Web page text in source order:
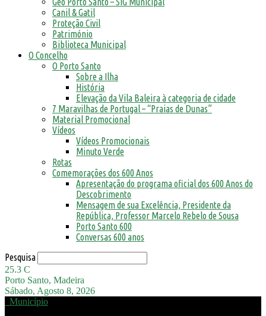
Canil & Gatil
Proteção Civil
Património
Biblioteca Municipal
O Concelho
O Porto Santo
Sobre a Ilha
História
Elevação da Vila Baleira à categoria de cidade
7 Maravilhas de Portugal – “Praias de Dunas”
Material Promocional
Vídeos
Vídeos Promocionais
Minuto Verde
Rotas
Comemorações dos 600 Anos
Apresentação do programa oficial dos 600 Anos do
Descobrimento
Mensagem de sua Excelência, Presidente da
República, Professor Marcelo Rebelo de Sousa
Porto Santo 600
Conversas 600 anos
Pesquisa
25.3 C
Porto Santo, Madeira
Sábado, Agosto 8, 2026
Município